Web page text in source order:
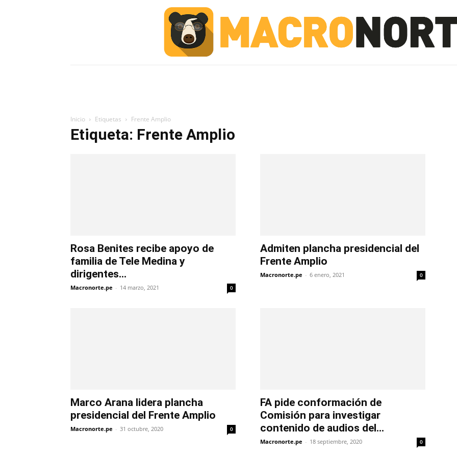
Inicio Etiquetas Frente Amplio
Etiqueta: Frente Amplio
Rosa Benites recibe apoyo de
familia de Tele Medina y
dirigentes...
Macronorte.pe - 14 marzo, 2021 0
Admiten plancha presidencial del
Frente Amplio
Macronorte.pe - 6 enero, 2021 0
Marco Arana lidera plancha
presidencial del Frente Amplio
Macronorte.pe - 31 octubre, 2020 0
FA pide conformación de
Comisión para investigar
contenido de audios del...
Macronorte.pe - 18 septiembre, 2020 0